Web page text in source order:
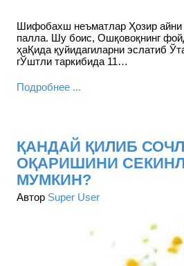
Шифобахш неъматлар Ҳозир
палла. Шу боис, Ошқовоқнинг
ҳаҚида қуйидагиларни эслатиб
гЎштли таркибида 11…
Подробнее ...
ҚАНДАЙ ҚИЛИБ
ОҚАРИШИНИ
МУМКИН?
Автор Super User